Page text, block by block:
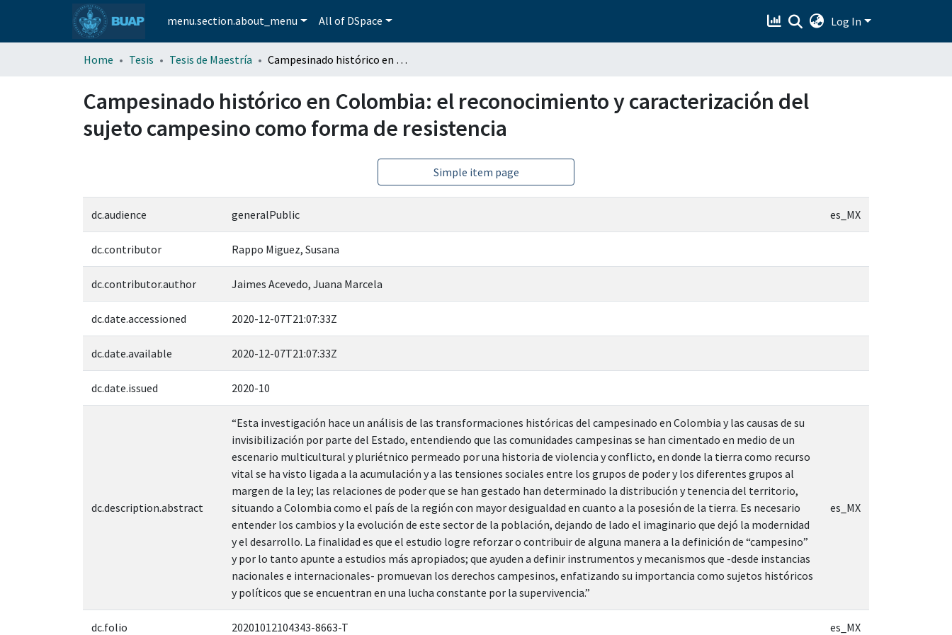
menu.section.about_menu All of DSpace Log In
Home Tesis Tesis de Maestría Campesinado histórico en Colombia: el reconocimiento y caracterización del sujeto campesino como forma de resistencia
Campesinado histórico en Colombia: el reconocimiento y caracterización del
sujeto campesino como forma de resistencia
Simple item page
dc.audience generalPublic es_MX
dc.contributor Rappo Miguez, Susana
dc.contributor.author Jaimes Acevedo, Juana Marcela
dc.date.accessioned 2020-12-07T21:07:33Z
dc.date.available 2020-12-07T21:07:33Z
dc.date.issued 2020-10
dc.description.abstract
“Esta investigación hace un análisis de las transformaciones históricas del campesinado en Colombia y las causas de su
invisibilización por parte del Estado, entendiendo que las comunidades campesinas se han cimentado en medio de un
escenario multicultural y pluriétnico permeado por una historia de violencia y conflicto, en donde la tierra como recurso
vital se ha visto ligada a la acumulación y a las tensiones sociales entre los grupos de poder y los diferentes grupos al
margen de la ley; las relaciones de poder que se han gestado han determinado la distribución y tenencia del territorio,
situando a Colombia como el país de la región con mayor desigualdad en cuanto a la posesión de la tierra. Es necesario
entender los cambios y la evolución de este sector de la población, dejando de lado el imaginario que dejó la modernidad
y el desarrollo. La finalidad es que el estudio logre reforzar o contribuir de alguna manera a la definición de “campesino”
y por lo tanto apunte a estudios más apropiados; que ayuden a definir instrumentos y mecanismos que -desde instancias
nacionales e internacionales- promuevan los derechos campesinos, enfatizando su importancia como sujetos históricos
y políticos que se encuentran en una lucha constante por la supervivencia.”
es_MX
dc.folio 20201012104343-8663-T es_MX